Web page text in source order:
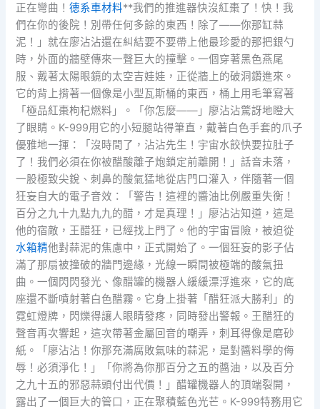
正在彎曲！德系車材料**我們的推進器快沒紅棗了！快！我
們在你的後院！別帶任何多餘的東西！除了——你那缸蒜
泥！」就在廖沾沾還在糾結要不要帶上他最珍愛的那把銀勺
時，外面的牆壁傳來一聲巨大的撞擊。一個穿著黑色燕尾
服、戴著太陽眼鏡的太空吉娃娃，正從牆上的破洞鑽進來。
它的背上揹著一個像是小型瓦斯桶的東西，桶上用毛筆寫著
「極品紅棗枸杞燃料」。「你怎麼——」廖沾沾驚訝地瞪大
了眼睛。K-999用它的小短腿站得筆直，戴著白色手套的爪子
優雅地一揮：「沒時間了，沾沾先生！宇宙水餃快要拉肚子
了！我們必須在你被醋酸離子炮鎖定前離開！」話音未落，
一股極致尖銳、刺鼻的酸氣猛地從店門口灌入，伴隨著一個
狂妄自大的電子音效：「警告！這裡的醬油比例嚴重失衡！
百分之九十九點九九的醋，才是真理！」廖沾沾知道，這是
他的宿敵，王醋狂，已經找上門了。他的宇宙冒險，被迫從
水箱精他對蒜泥的焦慮中，正式開始了。一個狂妄的影子佔
滿了那扇被撞破的牆門邊緣，光線一瞬間被極端的酸氣扭
曲。一個閃閃發光、像醋罐的機器人緩緩漂浮進來，它的底
座還不斷噴射著白色醋霧。它身上掛著「醋狂派大勝利」的
霓虹燈牌，閃爍得讓人眼睛發疼，同時發出警報。王醋狂的
聲音再次響起，這次帶著金屬回音的嘲弄，刺耳得像是磨砂
紙。「廖沾沾！你那充滿腐敗氣味的蒜泥，是對醬料學的侮
辱！必須淨化！」「你將為你那百分之五的醬油，以及百分
之九十五的邪惡蒜頭付出代價！」醋罐機器人的頂端裂開，
露出了一個巨大的管口，正在聚積藍色光芒。K-999特務用它